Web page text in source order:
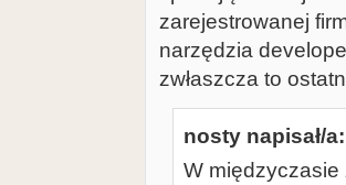
zarejestrowanej
narzędzia
zwłaszcza to
nosty napisał/a:
W międzyczasie